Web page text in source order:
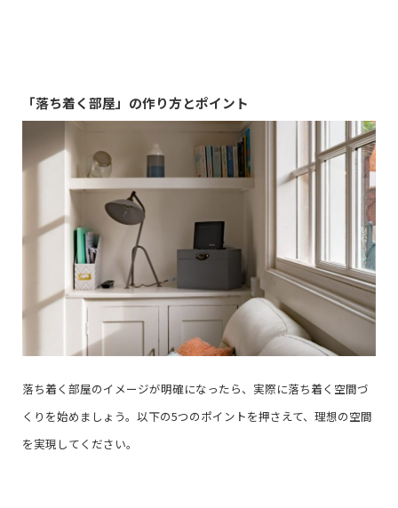
「落ち着く部屋」の作り方とポイント
落ち着く部屋のイメージが明確になったら、実際に落ち着く空間づ
くりを始めましょう。以下の5つのポイントを押さえて、理想の空間
を実現してください。